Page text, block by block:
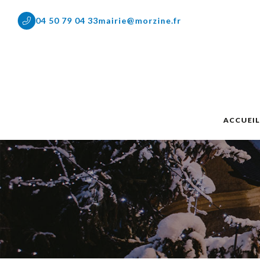
04 50 79 04 33mairie@morzine.fr
ACCUEIL